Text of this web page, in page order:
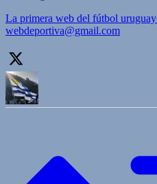
La primera web del fútbol
webdeportiva@gmail.com